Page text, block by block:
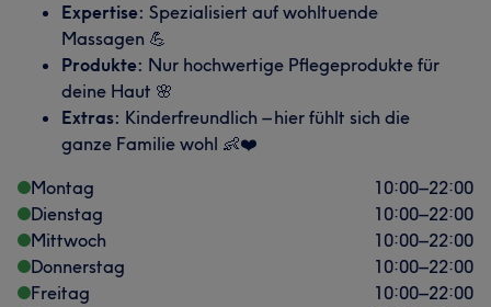
Expertise: Spezialisiert auf wohltuende
Massagen 💪
Produkte: Nur hochwertige Pflegeprodukte für
deine Haut 🌸
Extras: Kinderfreundlich – hier fühlt sich die
ganze Familie wohl 👶❤️
Montag
10:00–22:00
Dienstag
10:00–22:00
Mittwoch
10:00–22:00
Donnerstag
10:00–22:00
Freitag
10:00–22:00